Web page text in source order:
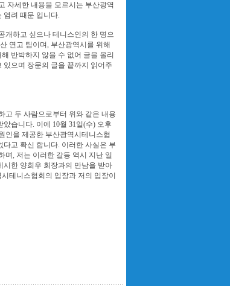
자세한 내용을 모르시는 부산광역
염려 때문 입니다.
개하고 싶으나 테니스인의 한 명으
연고 팀이며, 부산광역시를 위해
반박하지 않을 수 없어 글을 올리
으며 장문의 글을 끝까지 읽어주
고 두 사람으로부터 위와 같은 내용
습니다. 이에 10월 31일(수) 오후
인을 제공한 부산광역시테니스협
고 확신 합니다. 이러한 사실은 부
며, 저는 이러한 갈등 역시 지난 일
한 양희우 회장과의 만남을 받아
테니스협회의 입장과 저의 입장이